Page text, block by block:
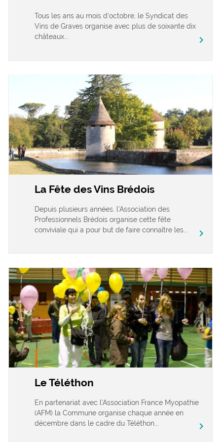
Tous les ans au mois d’octobre, le Syndicat des
Vins de Graves organise avec plus de soixante dix
châteaux...
chevron_right
La Fête des Vins Brédois
Depuis plusieurs années, l’Association des
Professionnels Brédois organise cette fête
conviviale qui a pour but de faire connaître les...
chevron_right
Le Téléthon
En partenariat avec l’Association France Myopathie
(AFM) la Commune organise chaque année en
décembre dans le cadre du Téléthon...
chevron_right